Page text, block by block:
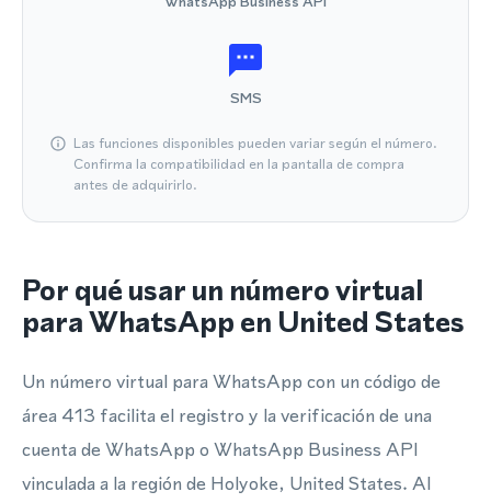
SMS
Las funciones disponibles pueden variar según el número.
Confirma la compatibilidad en la pantalla de compra
antes de adquirirlo.
Por qué usar un número virtual
para WhatsApp en United States
Un número virtual para WhatsApp con un código de
área 413 facilita el registro y la verificación de una
cuenta de WhatsApp o WhatsApp Business API
vinculada a la región de Holyoke, United States. Al